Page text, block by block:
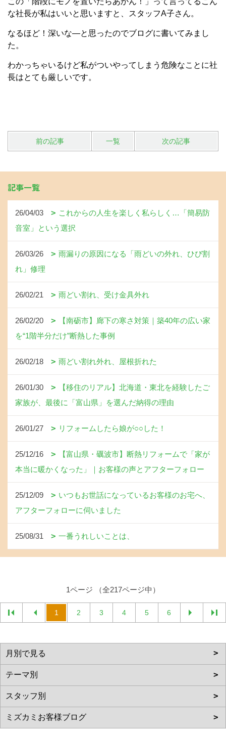
な社長が私はいいと思いますと、スタッフA子さん。
なるほど！深いな―と思ったのでブログに書いてみまし
た。
わかっちゃいるけど私がついやってしまう危険なことに社
長はとても厳しいです。
前の記事 一覧 次の記事
記事一覧
26/04/03
これからの人生を楽しく私らしく…「簡易防
音室」という選択
26/03/26
雨漏りの原因になる「雨どいの外れ、ひび割
れ」修理
26/02/21 雨どい割れ、受け金具外れ
26/02/20
【南砺市】廊下の寒さ対策｜築40年の広い家
を“1階半分だけ”断熱した事例
26/02/18 雨どい割れ外れ、屋根折れた
26/01/30
【移住のリアル】北海道・東北を経験したご
家族が、最後に「富山県」を選んだ納得の理由
26/01/27 リフォームしたら娘が○○した！
25/12/16
【富山県・礪波市】断熱リフォームで「家が
本当に暖かくなった」｜お客様の声とアフターフォロー
25/12/09
いつもお世話になっているお客様のお宅へ、
アフターフォローに伺いました
25/08/31 一番うれしいことは、
1ページ （全217ページ中）
1 2 3 4 5 6